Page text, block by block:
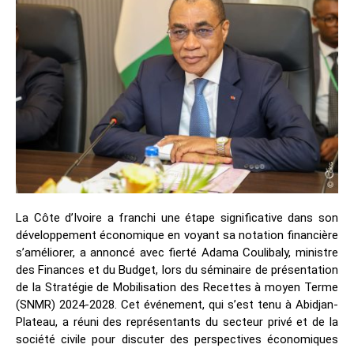
La Côte d’Ivoire a franchi une étape significative dans son
développement économique en voyant sa notation financière
s’améliorer, a annoncé avec fierté Adama Coulibaly, ministre
des Finances et du Budget, lors du séminaire de présentation
de la Stratégie de Mobilisation des Recettes à moyen Terme
(SNMR) 2024-2028. Cet événement, qui s’est tenu à Abidjan-
Plateau, a réuni des représentants du secteur privé et de la
société civile pour discuter des perspectives économiques